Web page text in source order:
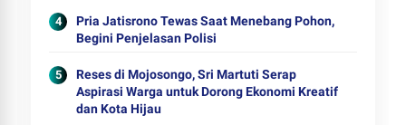
Pria Jatisrono Tewas Saat Menebang Pohon,
Begini Penjelasan Polisi
Reses di Mojosongo, Sri Martuti Serap
Aspirasi Warga untuk Dorong Ekonomi Kreatif
dan Kota Hijau